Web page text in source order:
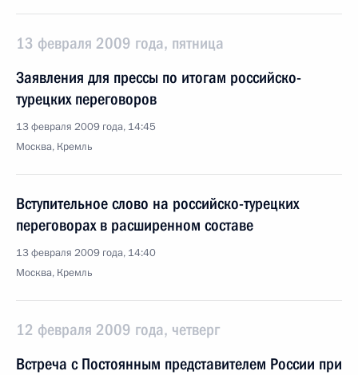
13 февраля 2009 года, пятница
Заявления для прессы по итогам российско-
турецких переговоров
13 февраля 2009 года, 14:45
Москва, Кремль
Вступительное слово на российско-турецких
переговорах в расширенном составе
13 февраля 2009 года, 14:40
Москва, Кремль
12 февраля 2009 года, четверг
Встреча с Постоянным представителем России при